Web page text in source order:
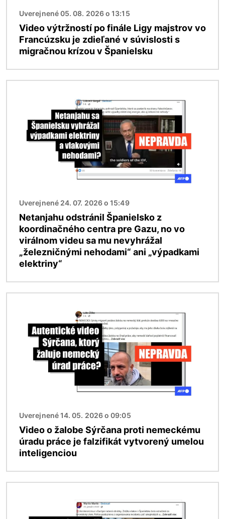
Uverejnené 05. 08. 2026 o 13:15
Video výtržností po finále Ligy majstrov vo
Francúzsku je zdieľané v súvislosti s
migračnou krízou v Španielsku
Uverejnené 24. 07. 2026 o 15:49
Netanjahu odstránil Španielsko z
koordinačného centra pre Gazu, no vo
virálnom videu sa mu nevyhrážal
„železničnými nehodami“ ani „výpadkami
elektriny“
Uverejnené 14. 05. 2026 o 09:05
Video o žalobe Sýrčana proti nemeckému
úradu práce je falzifikát vytvorený umelou
inteligenciou